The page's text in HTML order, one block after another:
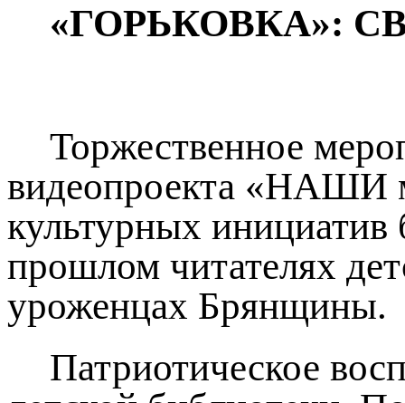
«ГОРЬКОВКА»:
Торжественное
видеопроекта «НАШИ
культурных
прошлом читателях
уроженцах Брянщины.
Патриотическое